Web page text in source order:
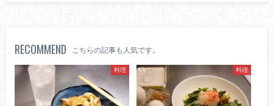
RECOMMEND こちらの記事も人気です。
料理 料理